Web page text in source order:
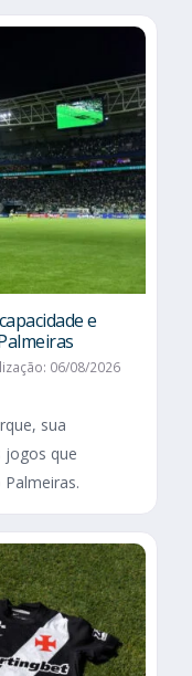
e
06/08/2026
sua
jogos que